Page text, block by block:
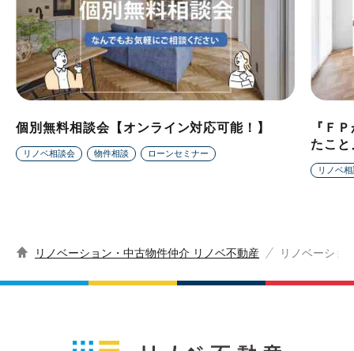
個別無料相談会【オンライン対応可能！】
リノベ相談会 物件相談 ローンセミナー
『Ｆ
たこ
リノベ
リノベーション・中古物件仲介 リノベ不動産 リノベーショ